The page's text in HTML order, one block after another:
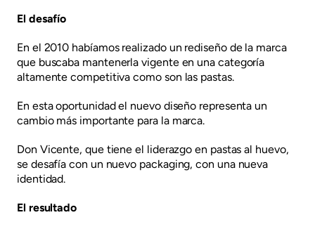
El desafío
En el 2010 habíamos realizado un rediseño de la marca
que buscaba mantenerla vigente en una categoría
altamente competitiva como son las pastas.
En esta oportunidad el nuevo diseño representa un
cambio más importante para la marca.
Don Vicente, que tiene el liderazgo en pastas al huevo,
se desafía con un nuevo packaging, con una nueva
identidad.
El resultado